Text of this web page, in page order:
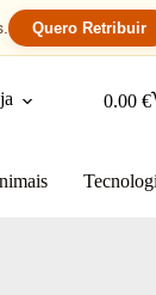
Quero Retribuir
0.00 €